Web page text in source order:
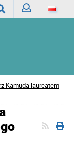
Kamuda laureatem